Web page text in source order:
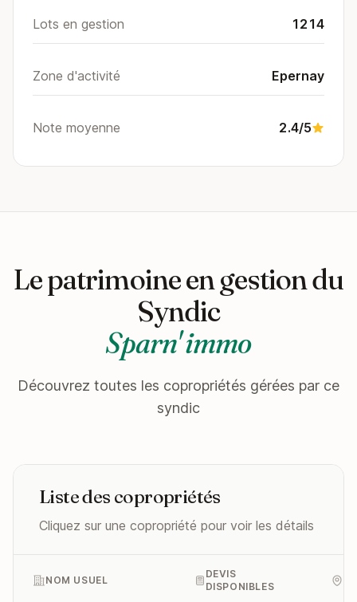
Lots en gestion 1214
Zone d'activité Epernay
Note moyenne 2.4/5
Le patrimoine en gestion du
Syndic
Sparn' immo
Découvrez toutes les copropriétés gérées par ce
syndic
Liste des copropriétés
Cliquez sur une copropriété pour voir les détails
NOM USUEL
DEVIS
DISPONIBLES